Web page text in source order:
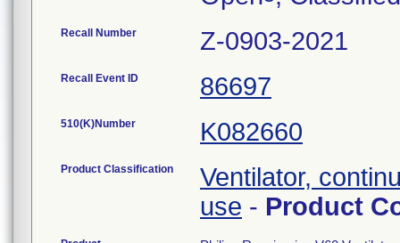
Recall Number Z-0903-2021
Recall Event ID 86697
510(K)Number K082660
Product Classification
Ventilator,
use - Product